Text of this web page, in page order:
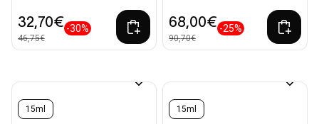
32,70€
46,75€
-30% 68,00€
90,70€
-25%
15ml 15ml